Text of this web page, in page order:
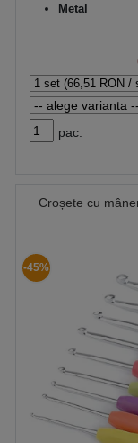
Metal
pac.
Croșete cu
-45%